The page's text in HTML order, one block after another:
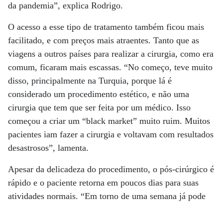
da pandemia”, explica Rodrigo.
O acesso a esse tipo de tratamento também ficou mais
facilitado, e com preços mais atraentes. Tanto que as
viagens a outros países para realizar a cirurgia, como era
comum, ficaram mais escassas. “No começo, teve muito
disso, principalmente na Turquia, porque lá é
considerado um procedimento estético, e não uma
cirurgia que tem que ser feita por um médico. Isso
começou a criar um “black market” muito ruim. Muitos
pacientes iam fazer a cirurgia e voltavam com resultados
desastrosos”, lamenta.
Apesar da delicadeza do procedimento, o pós-cirúrgico é
rápido e o paciente retorna em poucos dias para suas
atividades normais. “Em torno de uma semana já pode